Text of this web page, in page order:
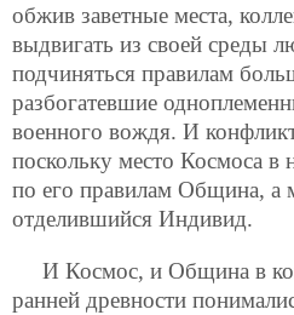
обжив заветные места,
выдвигать из своей среды
подчиняться правилам
разбогатевшие
военного вождя. И
поскольку место Космоса в
по его правилам Община,
отделившийся Индивид.
И Космос, и Община в
ранней древности